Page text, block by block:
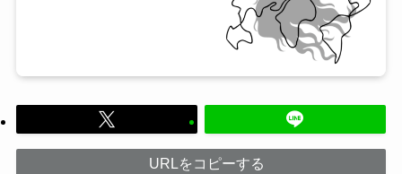
URLをコピーする